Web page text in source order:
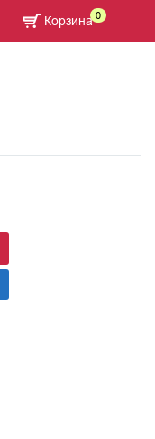
Корзина 0